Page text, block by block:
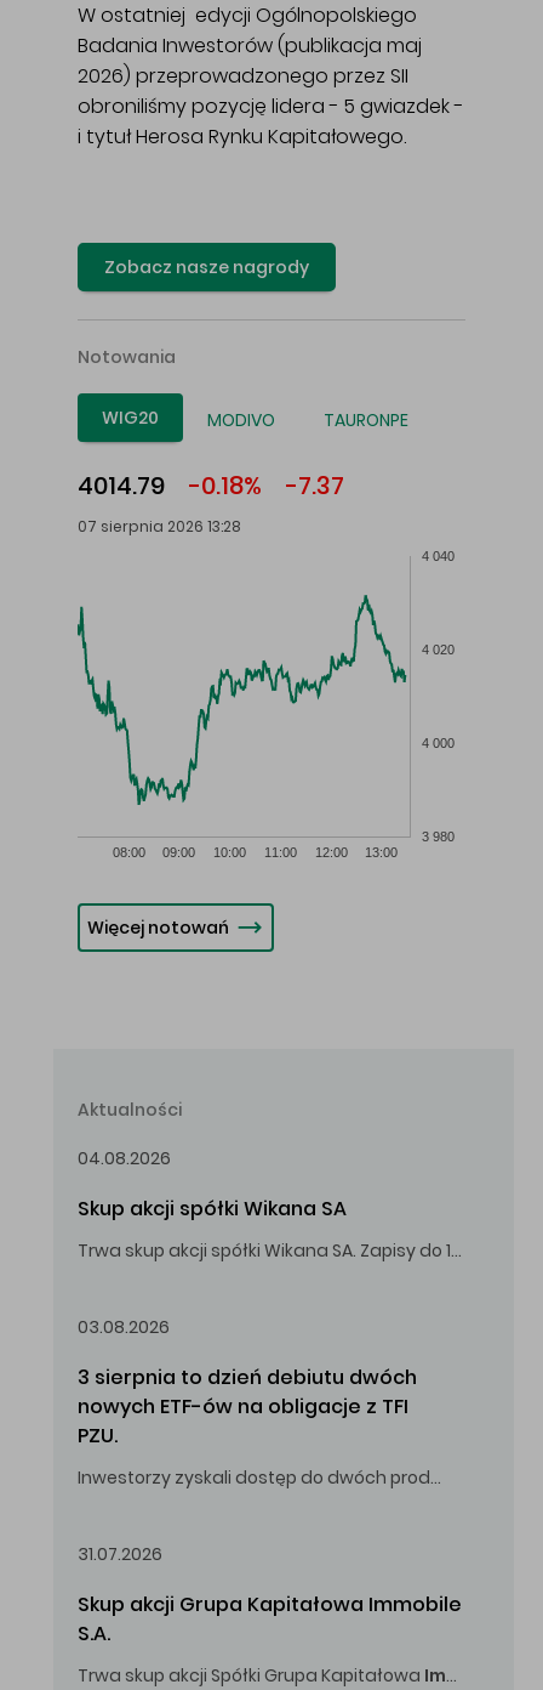
W ostatniej edycji Ogólnopolskiego
Badania Inwestorów (publikacja maj
2026) przeprowadzonego przez SII
obroniliśmy pozycję lidera - 5 gwiazdek -
i tytuł Herosa Rynku Kapitałowego.
Zobacz nasze nagrody
Notowania
WIG20 MODIVO TAURONPE
4014.79 -0.18% -7.37
07 sierpnia 2026 13:28
08:00 09:00 10:00 11:00 12:00 13:00
3 980
4 000
4 020
4 040
Więcej notowań
Aktualności
04.08.2026
Skup akcji spółki Wikana SA
Trwa skup akcji spółki Wikana SA. Zapisy do 14.08.2026 r. do godz. 16.00.
03.08.2026
3 sierpnia to dzień debiutu dwóch
nowych ETF-ów na obligacje z TFI
PZU.
Inwestorzy zyskali dostęp do dwóch produktów umożliwiających inwestowanie w obligacje skarbowe.
31.07.2026
Skup akcji Grupa Kapitałowa Immobile
S.A.
Trwa skup akcji Spółki Grupa Kapitałowa Immobile